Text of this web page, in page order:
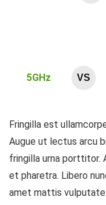
5GHz VS
Fringilla est
Augue ut lectus arcu
fringilla urna porttitor.
et pharetra. Libero
amet mattis vulputate.